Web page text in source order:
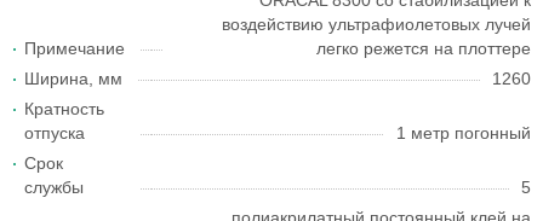
Примечание
воздействию ультрафиолетовых лучей
легко режется на плоттере
Ширина, мм
1260
Кратность
отпуска
1 метр погонный
Срок
службы
5
полиакрилатный постоянный клей на